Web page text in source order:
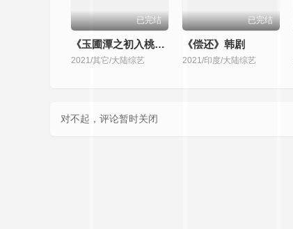
已完结
《玉圃潭之初入桃源洞》中字头
2021/其它/大陆综艺
已完结
《偿还》韩剧
2021/印度/大陆综艺
对不起，评论暂时关闭